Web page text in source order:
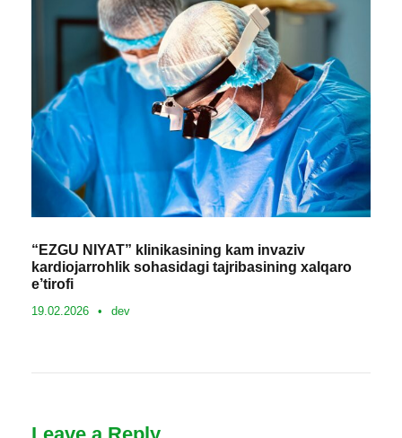
“EZGU NIYAT” klinikasining kam invaziv
kardiojarrohlik sohasidagi tajribasining xalqaro
e’tirofi
19.02.2026 • dev